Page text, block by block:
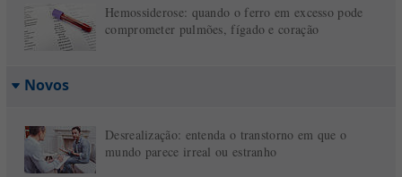
Hemossiderose: quando o ferro em excesso pode
comprometer pulmões, fígado e coração
Novos
Desrealização: entenda o transtorno em que o
mundo parece irreal ou estranho